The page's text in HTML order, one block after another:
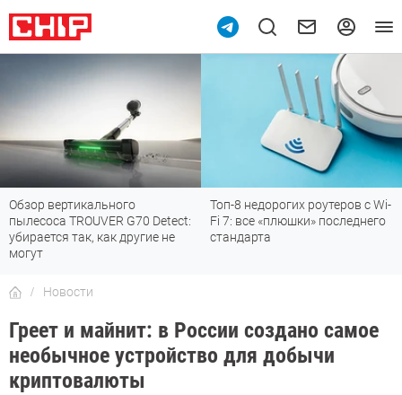
Обзор вертикального
пылесоса TROUVER G70 Detect:
убирается так, как другие не
могут
Топ-8 недорогих роутеров с Wi-
Fi 7: все «плюшки» последнего
стандарта
Новости
Греет и майнит: в России создано самое
необычное устройство для добычи
криптовалюты